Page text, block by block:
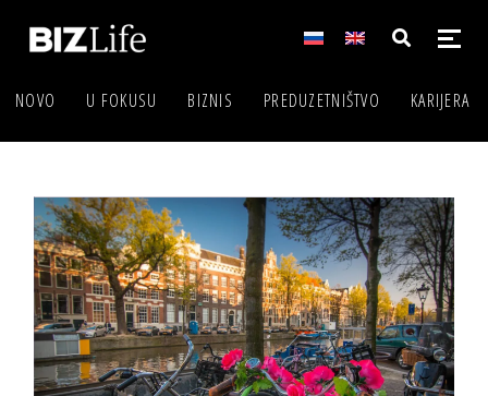
NOVO U FOKUSU BIZNIS PREDUZETNIŠTVO KARIJERA